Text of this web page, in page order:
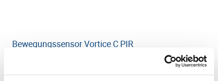
Bewegungssensor Vortice C PIR
Dienstag, 11.8. bei Ihnen zu Hause